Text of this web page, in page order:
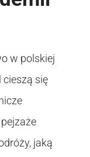
w polskiej
się
jaką